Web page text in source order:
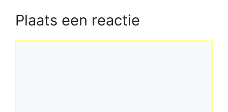
Plaats een reactie